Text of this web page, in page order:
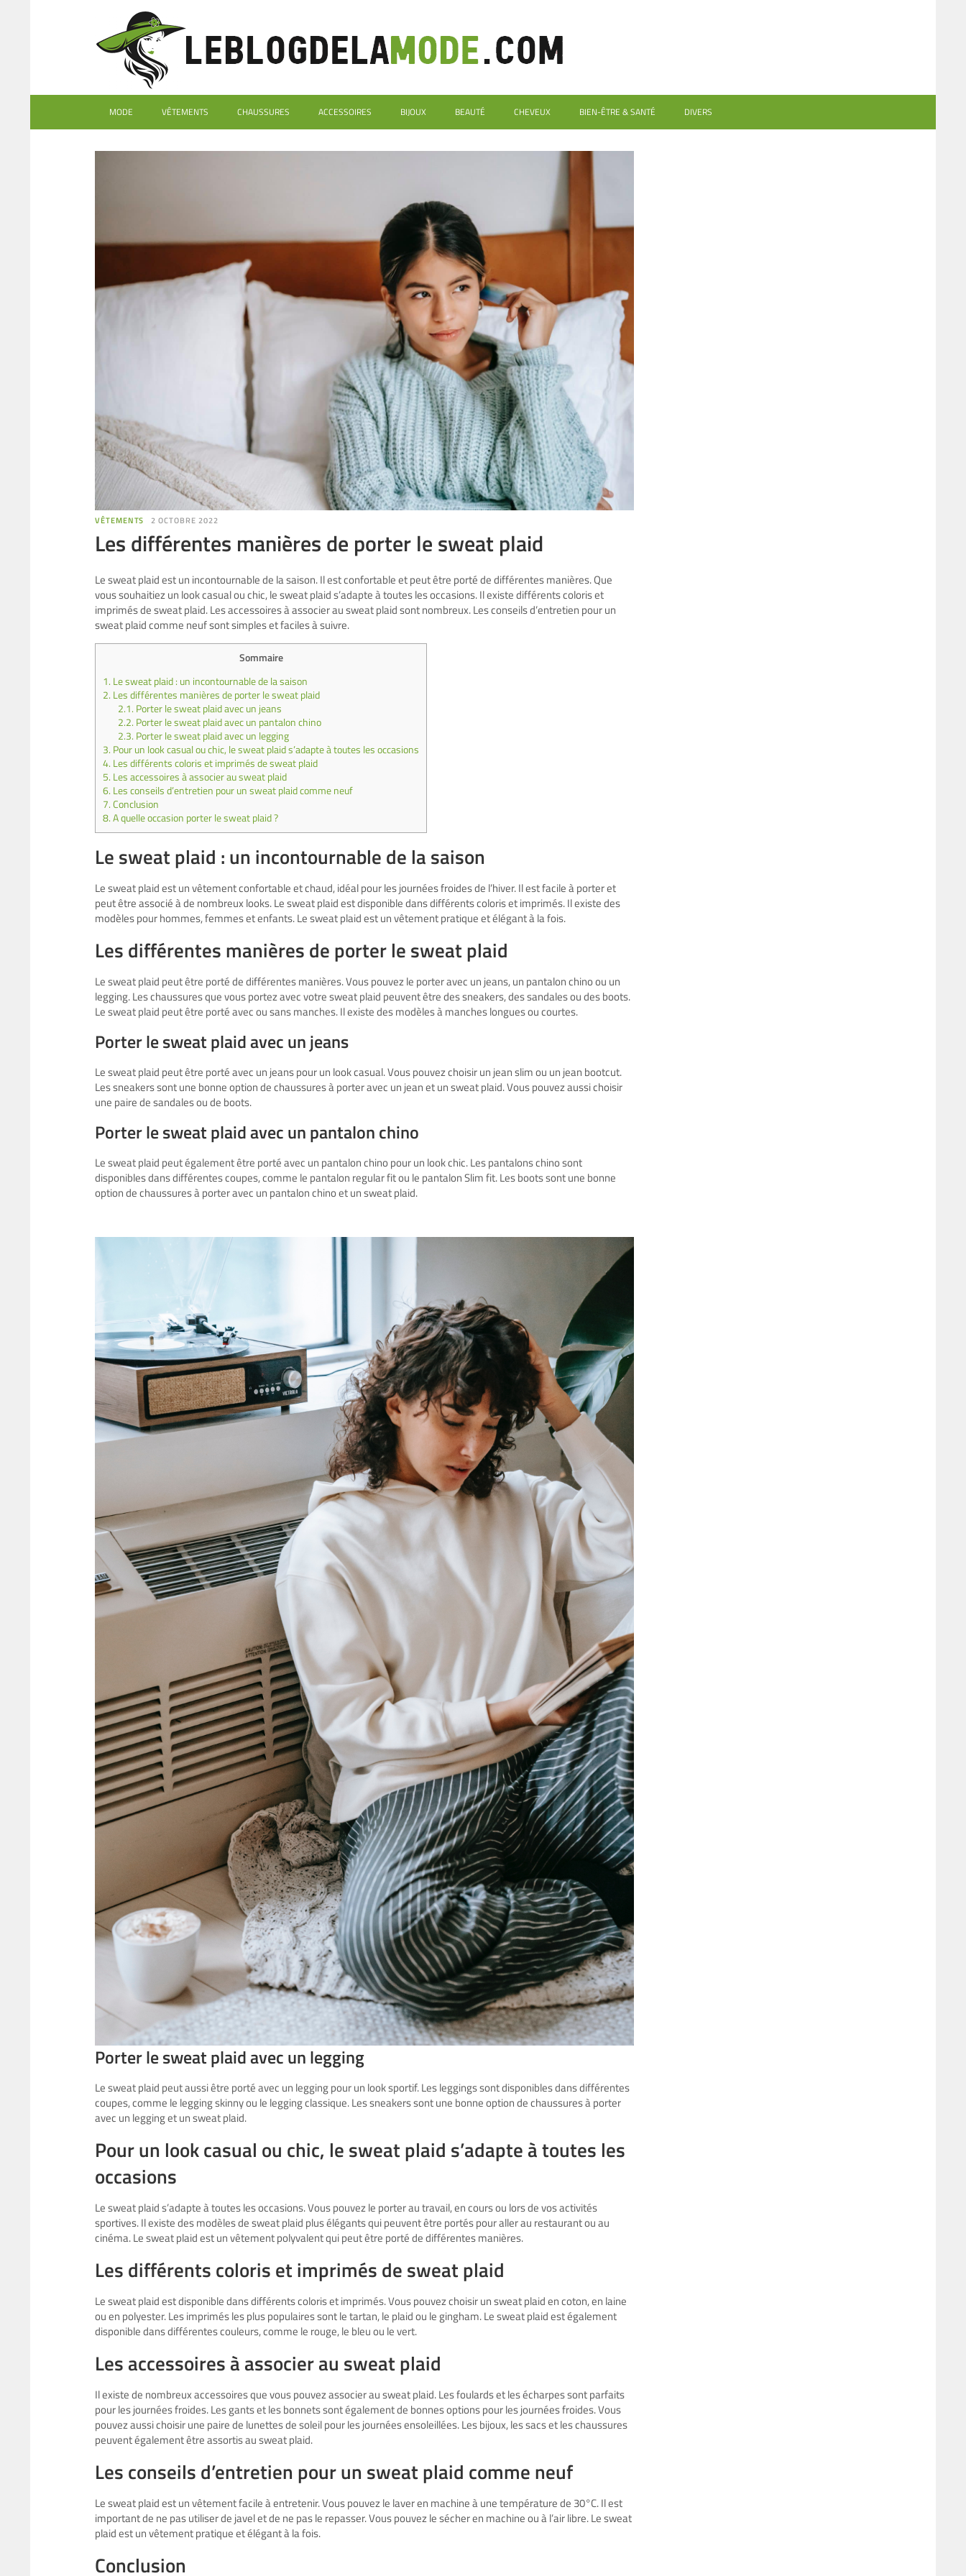
MODE VÊTEMENTS CHAUSSURES ACCESSOIRES BIJOUX BEAUTÉ CHEVEUX BIEN-ÊTRE & SANTÉ DIVERS
VÊTEMENTS 2 OCTOBRE 2022
Les différentes manières de porter le sweat plaid
Le sweat plaid est un incontournable de la saison. Il est confortable et peut être porté de différentes manières. Que
vous souhaitiez un look casual ou chic, le sweat plaid s’adapte à toutes les occasions. Il existe différents coloris et
imprimés de sweat plaid. Les accessoires à associer au sweat plaid sont nombreux. Les conseils d’entretien pour un
sweat plaid comme neuf sont simples et faciles à suivre.
Sommaire
1. Le sweat plaid : un incontournable de la saison
2. Les différentes manières de porter le sweat plaid
2.1. Porter le sweat plaid avec un jeans
2.2. Porter le sweat plaid avec un pantalon chino
2.3. Porter le sweat plaid avec un legging
3. Pour un look casual ou chic, le sweat plaid s’adapte à toutes les occasions
4. Les différents coloris et imprimés de sweat plaid
5. Les accessoires à associer au sweat plaid
6. Les conseils d’entretien pour un sweat plaid comme neuf
7.Conclusion
8.A quelle occasion porter le sweat plaid ?
Le sweat plaid : un incontournable de la saison
Le sweat plaid est un vêtement confortable et chaud, idéal pour les journées froides de l’hiver. Il est facile à porter et
peut être associé à de nombreux looks. Le sweat plaid est disponible dans différents coloris et imprimés. Il existe des
modèles pour hommes, femmes et enfants. Le sweat plaid est un vêtement pratique et élégant à la fois.
Les différentes manières de porter le sweat plaid
Le sweat plaid peut être porté de différentes manières. Vous pouvez le porter avec un jeans, un pantalon chino ou un
legging. Les chaussures que vous portez avec votre sweat plaid peuvent être des sneakers, des sandales ou des boots.
Le sweat plaid peut être porté avec ou sans manches. Il existe des modèles à manches longues ou courtes.
Porter le sweat plaid avec un jeans
Le sweat plaid peut être porté avec un jeans pour un look casual. Vous pouvez choisir un jean slim ou un jean bootcut.
Les sneakers sont une bonne option de chaussures à porter avec un jean et un sweat plaid. Vous pouvez aussi choisir
une paire de sandales ou de boots.
Porter le sweat plaid avec un pantalon chino
Le sweat plaid peut également être porté avec un pantalon chino pour un look chic. Les pantalons chino sont
disponibles dans différentes coupes, comme le pantalon regular fit ou le pantalon Slim fit. Les boots sont une bonne
option de chaussures à porter avec un pantalon chino et un sweat plaid.
Porter le sweat plaid avec un legging
Le sweat plaid peut aussi être porté avec un legging pour un look sportif. Les leggings sont disponibles dans différentes
coupes, comme le legging skinny ou le legging classique. Les sneakers sont une bonne option de chaussures à porter
avec un legging et un sweat plaid.
Pour un look casual ou chic, le sweat plaid s’adapte à toutes les
occasions
Le sweat plaid s’adapte à toutes les occasions. Vous pouvez le porter au travail, en cours ou lors de vos activités
sportives. Il existe des modèles de sweat plaid plus élégants qui peuvent être portés pour aller au restaurant ou au
cinéma. Le sweat plaid est un vêtement polyvalent qui peut être porté de différentes manières.
Les différents coloris et imprimés de sweat plaid
Le sweat plaid est disponible dans différents coloris et imprimés. Vous pouvez choisir un sweat plaid en coton, en laine
ou en polyester. Les imprimés les plus populaires sont le tartan, le plaid ou le gingham. Le sweat plaid est également
disponible dans différentes couleurs, comme le rouge, le bleu ou le vert.
Les accessoires à associer au sweat plaid
Il existe de nombreux accessoires que vous pouvez associer au sweat plaid. Les foulards et les écharpes sont parfaits
pour les journées froides. Les gants et les bonnets sont également de bonnes options pour les journées froides. Vous
pouvez aussi choisir une paire de lunettes de soleil pour les journées ensoleillées. Les bijoux, les sacs et les chaussures
peuvent également être assortis au sweat plaid.
Les conseils d’entretien pour un sweat plaid comme neuf
Le sweat plaid est un vêtement facile à entretenir. Vous pouvez le laver en machine à une température de 30°C. Il est
important de ne pas utiliser de javel et de ne pas le repasser. Vous pouvez le sécher en machine ou à l’air libre. Le sweat
plaid est un vêtement pratique et élégant à la fois.
Conclusion